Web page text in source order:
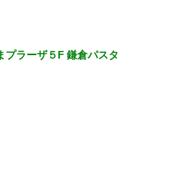
プラーザ５F 鎌倉パスタ